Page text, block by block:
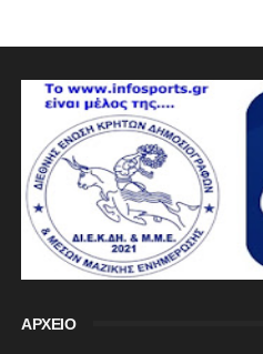
ΑΡΧΕΙΟ